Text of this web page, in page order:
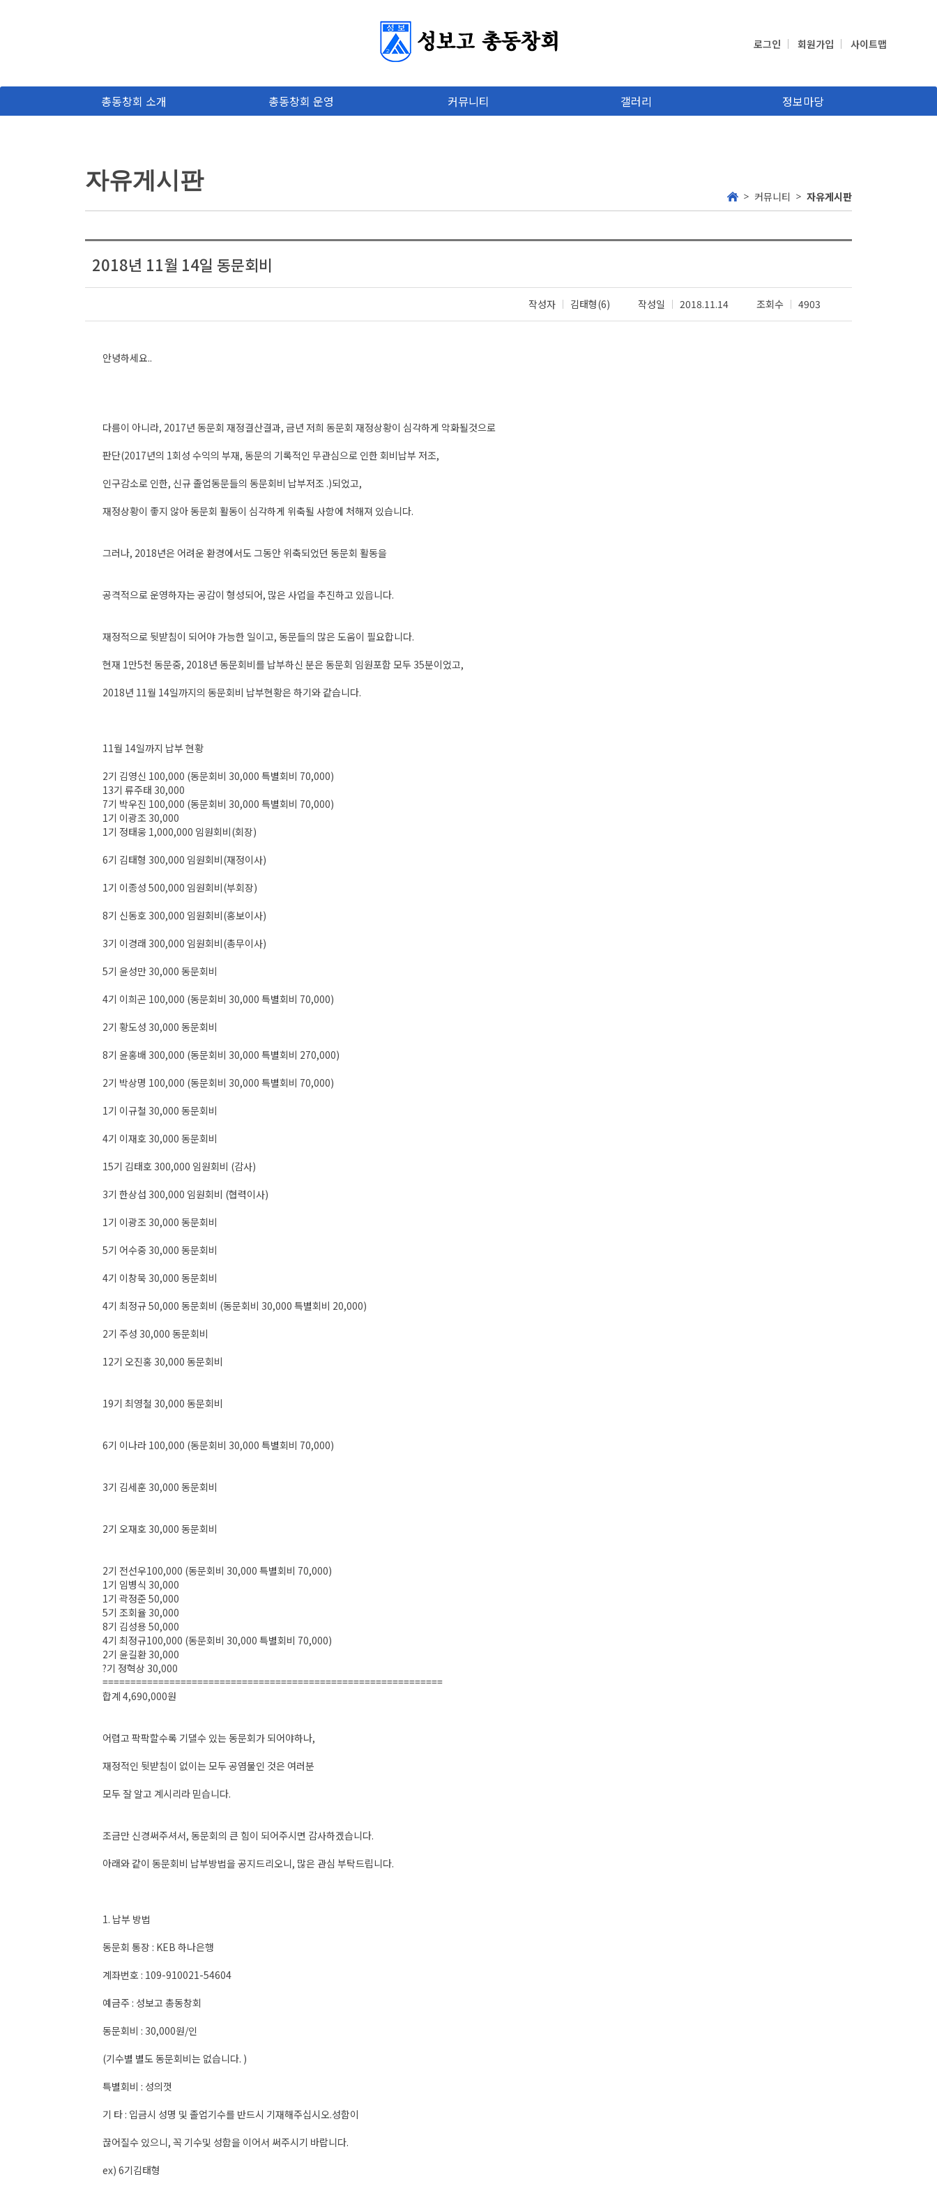
로그인 회원가입 사이트맵
총동창회 소개 총동창회 운영 커뮤니티 갤러리 정보마당
자유게시판
커뮤니티 자유게시판
2018년 11월 14일 동문회비
작성자 김태형(6) 작성일 2018.11.14 조회수 4903
안녕하세요..
다름이 아니라, 2017년 동문회 재정결산결과, 금년 저희 동문회 재정상황이 심각하게 악화될것으로
판단(2017년의 1회성 수익의 부재, 동문의 기록적인 무관심으로 인한 회비납부 저조,
인구감소로 인한, 신규 졸업동문들의 동문회비 납부저조 .)되었고,
재정상황이 좋지 않아 동문회 활동이 심각하게 위축될 사항에 처해져 있습니다.
그러나, 2018년은 어려운 환경에서도 그동안 위축되었던 동문회 활동을
공격적으로 운영하자는 공감이 형성되어, 많은 사업을 추진하고 있읍니다.
재정적으로 뒷받침이 되어야 가능한 일이고, 동문들의 많은 도움이 필요합니다.
현재 1만5천 동문중, 2018년 동문회비를 납부하신 분은 동문회 임원포함 모두 35분이었고,
2018년 11월 14일까지의 동문회비 납부현황은 하기와 같습니다.
11월 14일까지 납부 현황
2기 김영신 100,000 (동문회비 30,000 특별회비 70,000)
13기 류주태 30,000
7기 박우진 100,000 (동문회비 30,000 특별회비 70,000)
1기 이광조 30,000
1기 정태웅 1,000,000 임원회비(회장)
6기 김태형 300,000 임원회비(재정이사)
1기 이종성 500,000 임원회비(부회장)
8기 신동호 300,000 임원회비(홍보이사)
3기 이경래 300,000 임원회비(총무이사)
5기 윤성만 30,000 동문회비
4기 이희곤 100,000 (동문회비 30,000 특별회비 70,000)
2기 황도성 30,000 동문회비
8기 윤홍배 300,000 (동문회비 30,000 특별회비 270,000)
2기 박상명 100,000 (동문회비 30,000 특별회비 70,000)
1기 이규철 30,000 동문회비
4기 이재호 30,000 동문회비
15기 김태호 300,000 임원회비 (감사)
3기 한상섭 300,000 임원회비 (협력이사)
1기 이광조 30,000 동문회비
5기 어수중 30,000 동문회비
4기 이창묵 30,000 동문회비
4기 최정규 50,000 동문회비 (동문회비 30,000 특별회비 20,000)
2기 주성 30,000 동문회비
12기 오진홍 30,000 동문회비
19기 최영철 30,000 동문회비
6기 이나라 100,000 (동문회비 30,000 특별회비 70,000)
3기 김세훈 30,000 동문회비
2기 오재호 30,000 동문회비
2기 전선우100,000 (동문회비 30,000 특별회비 70,000)
1기 임병식 30,000
1기 곽정준 50,000
5기 조회율 30,000
8기 김성용 50,000
4기 최정규100,000 (동문회비 30,000 특별회비 70,000)
2기 윤길환 30,000
?기 정혁상 30,000
=============================================================
합계 4,690,000원
어렵고 팍팍할수록 기댈수 있는 동문회가 되어야하나,
재정적인 뒷받침이 없이는 모두 공염물인 것은 여러분
모두 잘 알고 계시리라 믿습니다.
조금만 신경써주셔서, 동문회의 큰 힘이 되어주시면 감사하겠습니다.
아래와 같이 동문회비 납부방법을 공지드리오니, 많은 관심 부탁드립니다.
1. 납부 방법
동문회 통장 : KEB 하나은행
계좌번호 : 109-910021-54604
예금주 : 성보고 총동창회
동문회비 : 30,000원/인
(기수별 별도 동문회비는 없습니다. )
특별회비 : 성의껏
기 타 : 입금시 성명 및 졸업기수를 반드시 기재해주십시오.성함이
끊어질수 있으니, 꼭 기수및 성함을 이어서 써주시기 바랍니다.
ex) 6기김태형